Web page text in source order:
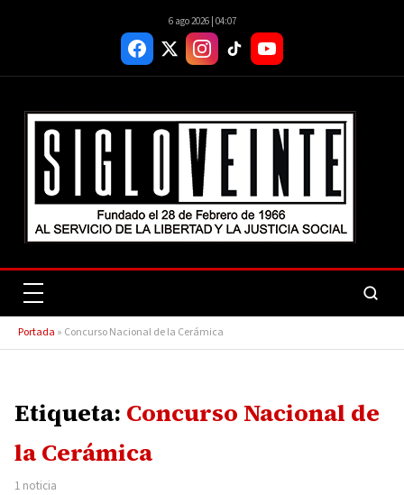
6 ago 2026 | 04:07
Portada » Concurso Nacional de la Cerámica
Etiqueta: Concurso Nacional de
la Cerámica
1 noticia